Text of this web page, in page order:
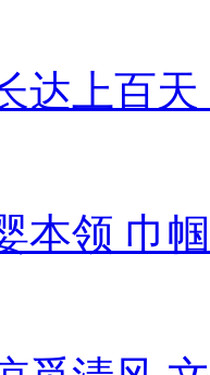
达上百
本领 巾